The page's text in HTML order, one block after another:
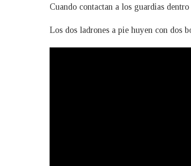
Cuando contactan a los guardias
Los dos ladrones a pie huyen con dos